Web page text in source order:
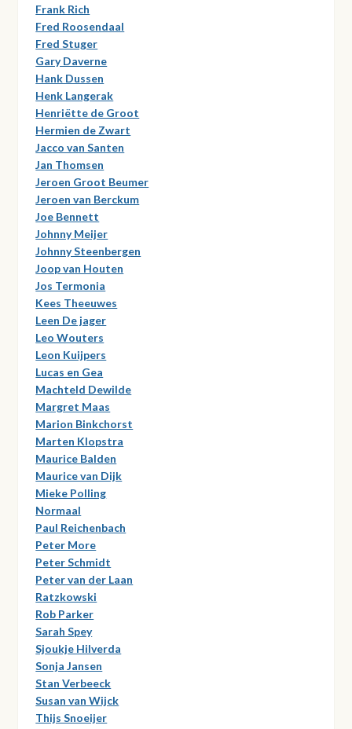
Frank Rich
Fred Roosendaal
Fred Stuger
Gary Daverne
Hank Dussen
Henk Langerak
Henriëtte de Groot
Hermien de Zwart
Jacco van Santen
Jan Thomsen
Jeroen Groot Beumer
Jeroen van Berckum
Joe Bennett
Johnny Meijer
Johnny Steenbergen
Joop van Houten
Jos Termonia
Kees Theeuwes
Leen De jager
Leo Wouters
Leon Kuijpers
Lucas en Gea
Machteld Dewilde
Margret Maas
Marion Binkchorst
Marten Klopstra
Maurice Balden
Maurice van Dijk
Mieke Polling
Normaal
Paul Reichenbach
Peter More
Peter Schmidt
Peter van der Laan
Ratzkowski
Rob Parker
Sarah Spey
Sjoukje Hilverda
Sonja Jansen
Stan Verbeeck
Susan van Wijck
Thijs Snoeijer